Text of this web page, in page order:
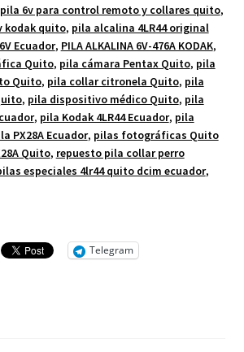
pila 6v para control remoto y collares quito,
kodak quito, pila alcalina 4LR44 original
Ecuador, PILA ALKALINA 6V-476A KODAK,
Quito, pila cámara Pentax Quito, pila
Quito, pila collar citronela Quito, pila
, pila dispositivo médico Quito, pila
, pila Kodak 4LR44 Ecuador, pila
PX28A Ecuador, pilas fotográficas Quito
Quito, repuesto pila collar perro
especiales 4lr44 quito dcim ecuador,
Telegram